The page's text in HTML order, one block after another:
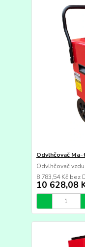
Odvlhčovač
Odvlhčovač
10 628,08
8 783,54 Kč bez